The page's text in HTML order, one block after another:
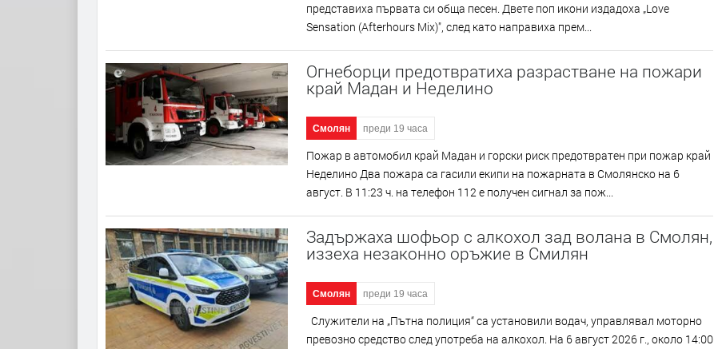
представиха първата си обща песен. Двете поп икони издадоха „Love
Sensation (Afterhours Mix)", след като направиха прем...
Огнеборци предотвратиха разрастване на пожари
край Мадан и Неделино
Смолян преди 19 часа
Пожар в автомобил край Мадан и горски риск предотвратен при пожар край
Неделино Два пожара са гасили екипи на пожарната в Смолянско на 6
август. В 11:23 ч. на телефон 112 е получен сигнал за пож...
Задържаха шофьор с алкохол зад волана в Смолян,
иззеха незаконно оръжие в Смилян
Смолян преди 19 часа
Служители на „Пътна полиция“ са установили водач, управлявал моторно
превозно средство след употреба на алкохол. На 6 август 2026 г., около 14:00